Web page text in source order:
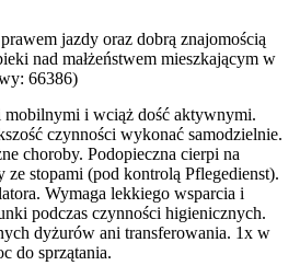
jazdy oraz dobrą znajomością
nad małżeństwem mieszkającym w
66386)
mobilnymi i wciąż dość aktywnymi.
czynności wykonać samodzielnie.
choroby. Podopieczna cierpi na
ze stopami (pod kontrolą Pflegedienst).
Wymaga lekkiego wsparcia i
podczas czynności higienicznych.
dyżurów ani transferowania. 1x w
do sprzątania.